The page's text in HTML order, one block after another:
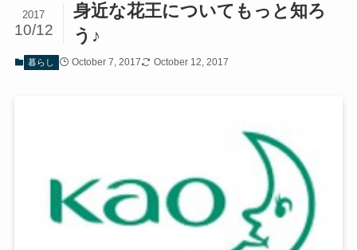
身近な花王についてもっと知ろ
う♪
2017
10/12
暮らし October 7, 2017 October 12, 2017